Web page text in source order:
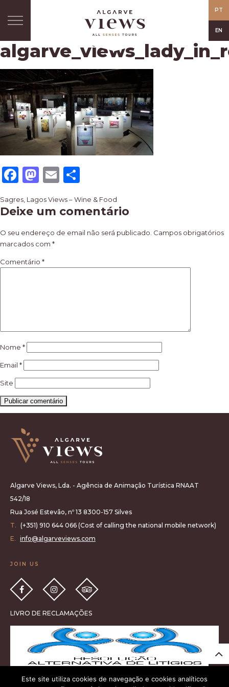
PT
EN
Facebook
Mastodon
Email
Navegação
de
artigos
Sagres, Lagos Views – Wine & Food
Deixe um comentário
O seu endereço de email não será publicado. Campos obrigatórios
marcados com *
Comentário *
Nome *
Email *
Site
Algarve Views, Lda. - Agência de Animação Turística RNAAT
542/18
Rua José Estevão, nº 13 8300-157 Silves
T. (+351) 910 644 066 (Cost of calling the national mobile network)
E. info@algarveviews.com
JOIN US
LIVRO DE RECLAMAÇÕES
Este site utiliza cookies de navegação e cookies analíticos